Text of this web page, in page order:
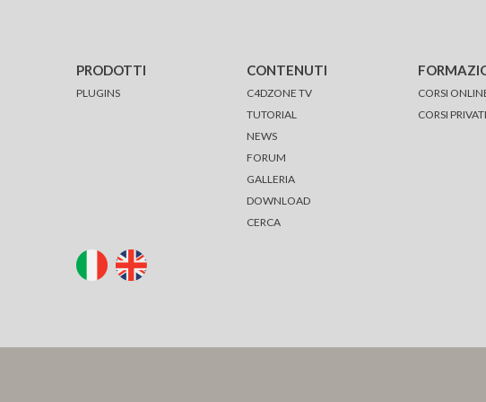
PRODOTTI
PLUGINS
CONTENUTI
C4DZONE TV
TUTORIAL
NEWS
FORUM
GALLERIA
DOWNLOAD
CERCA
CORSI
CORSI PRIVATI